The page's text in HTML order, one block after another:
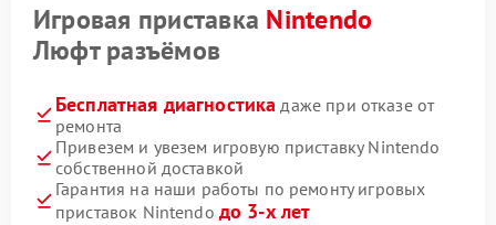
Игровая приставка Nintendo
Люфт разъёмов
Бесплатная диагностика даже при отказе от
ремонта
Привезем и увезем игровую приставку Nintendo
собственной доставкой
Гарантия на наши работы по ремонту игровых
приставок Nintendo до 3-х лет